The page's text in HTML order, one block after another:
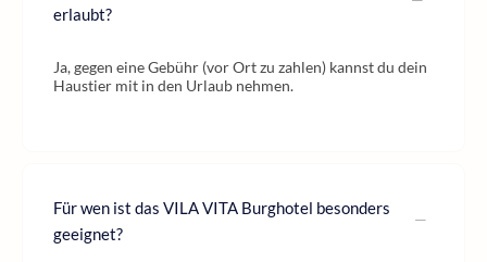
erlaubt?
Ja, gegen eine Gebühr (vor Ort zu zahlen) kannst du dein
Haustier mit in den Urlaub nehmen.
Für wen ist das VILA VITA Burghotel besonders
geeignet?